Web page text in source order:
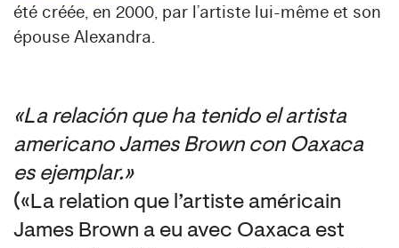
été créée, en 2000, par l’artiste lui-même et son
épouse Alexandra.
« La relación que ha tenido el artista
americano James Brown con Oaxaca
es ejemplar. »
(« La relation que l’artiste américain
James Brown a eu avec Oaxaca est